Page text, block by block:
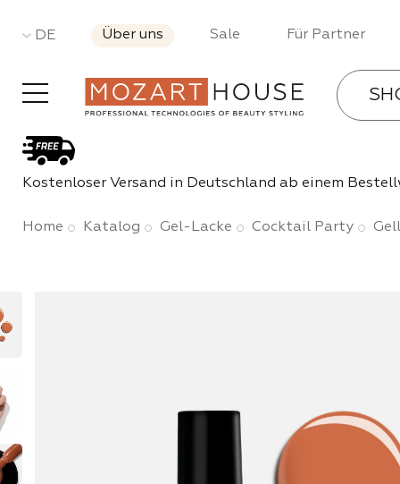
DE Über uns Sale Für Partner
Gel-
Bases
Kostenloser Versand in Deutschland ab einem
Home Katalog Gel-Lacke Cocktail Party